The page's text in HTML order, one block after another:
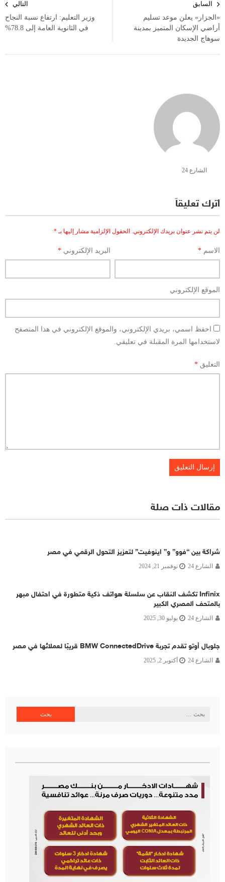
المقالات
السابق
«الجزار» يعلن موعد تسليم
أراضي الإسكان المتميز بمدينة
سوهاج الجديدة
التالي
وزير التعليم: ارتفاع نسبة النجاح
في الثانوية العامة إلى 78.8%
الشارع 24
اترك تعليقاً
لن يتم نشر عنوان بريدك الإلكتروني. الحقول الإلزامية مشار إليها بـ*
الاسم * البريد الإلكتروني*
الموقع الإلكتروني
احفظ اسمي، بريدي الإلكتروني، والموقع الإلكتروني في هذا المتصفح
لاستخدامها المرة المقبلة في تعليقي.
التعليق *
مقالات ذات صلة
شراكة بين “فوو” و” اينوفيت” لتعزيز التحول الرقمي في مصر
الشارع 24 نوفمبر 21, 2024
Infinix تكشف النقاب عن سلسلة هواتف ذكية متطورة في احتفال مبهر
بالمتحف المصري الكبير
الشارع 24 يوليو 30, 2025
جلوبال أوتو تقدم تجربة BMW ConnectedDrive قريبًا لعملائها في مصر
الشارع 24 أكتوبر 2, 2025
البحث